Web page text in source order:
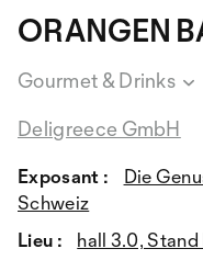
ORANGEN
Gourmet & Drinks
Deligreece GmbH
Exposant :
Die
Schweiz
Lieu :
hall 3.0, Stand